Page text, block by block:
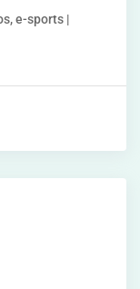
e-sports |